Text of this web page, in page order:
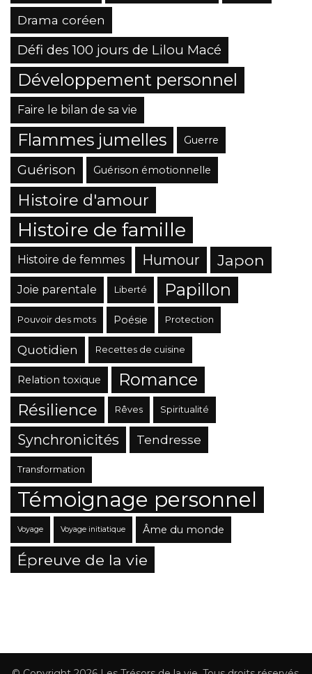
Drama coréen
Défi des 100 jours de Lilou Macé
Développement personnel
Faire le bilan de sa vie
Flammes jumelles Guerre
Guérison Guérison émotionnelle
Histoire d'amour
Histoire de famille
Histoire de femmes Humour Japon
Joie parentale Liberté Papillon
Pouvoir des mots Poésie Protection
Quotidien Recettes de cuisine
Relation toxique Romance
Résilience Rêves Spiritualité
Synchronicités Tendresse
Transformation
Témoignage personnel
Voyage Voyage initiatique Âme du monde
Épreuve de la vie